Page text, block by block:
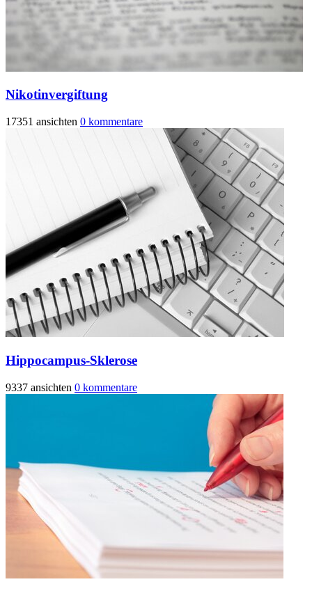
Nikotinvergiftung
17351 ansichten 0 kommentare
Hippocampus-Sklerose
9337 ansichten 0 kommentare